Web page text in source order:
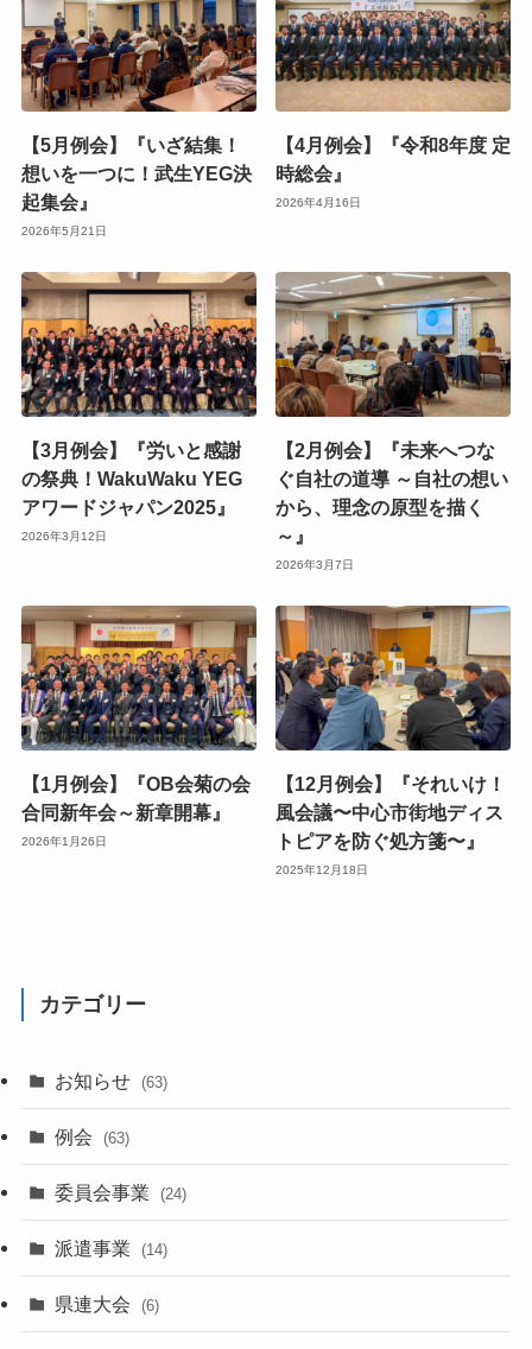
【5月例会】『いざ結集！
想いを一つに！武生YEG決
起集会』
2026年5月21日
【4月例会】『令和8年度 定
時総会』
2026年4月16日
【3月例会】『労いと感謝
の祭典！WakuWaku YEG
アワードジャパン2025』
2026年3月12日
【2月例会】『未来へつな
ぐ自社の道導 ～自社の想い
から、理念の原型を描く
～』
2026年3月7日
【1月例会】『OB会菊の会
合同新年会～新章開幕』
2026年1月26日
【12月例会】『それいけ！
風会議〜中心市街地ディス
トピアを防ぐ処方箋〜』
2025年12月18日
カテゴリー
お知らせ (63)
例会 (63)
委員会事業 (24)
派遣事業 (14)
県連大会 (6)